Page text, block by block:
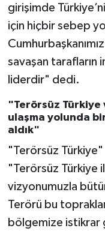
girişimde
için hiçbir sebep
savaşan tarafların
liderdir" dedi.
"Terörsüz
ulaşma yolunda
aldık"
"Terörsüz Türkiye"
"Terörsüz Türkiye
vizyonumuzla
Terörü bu
bölgemize istikrar